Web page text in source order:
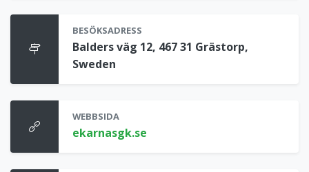
BESÖKSADRESS
Balders väg 12, 467 31 Grästorp,
Sweden
WEBBSIDA
ekarnasgk.se